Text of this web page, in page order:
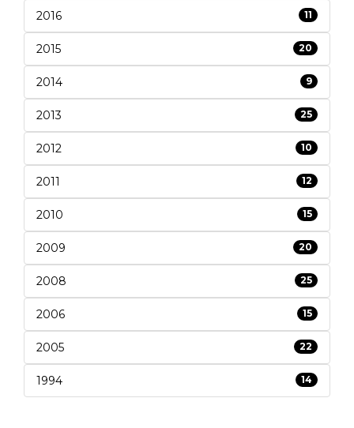
2016 11
2015 20
2014 9
2013 25
2012 10
2011 12
2010 15
2009 20
2008 25
2006 15
2005 22
1994 14